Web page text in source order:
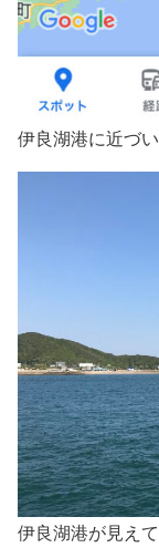
伊良湖港に近づ
伊良湖港が見え